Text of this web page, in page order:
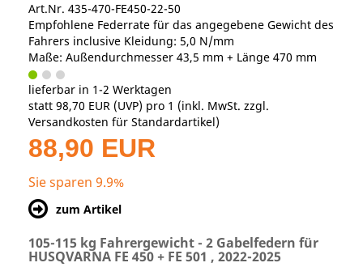
Art.Nr. 435-470-FE450-22-50
Empfohlene Federrate für das angegebene Gewicht des
Fahrers inclusive Kleidung: 5,0 N/mm
Maße: Außendurchmesser 43,5 mm + Länge 470 mm
lieferbar in 1-2 Werktagen
statt 98,70 EUR (UVP) pro 1 (inkl. MwSt. zzgl.
Versandkosten für Standardartikel)
88,90 EUR
Sie sparen 9.9%
zum Artikel
105-115 kg Fahrergewicht - 2 Gabelfedern für
HUSQVARNA FE 450 + FE 501 , 2022-2025